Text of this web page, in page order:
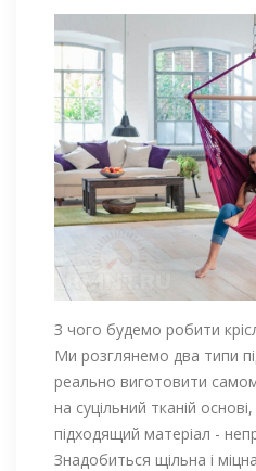
З чого будемо робити
Ми розглянемо два типи
реально виготовити
на суцільний тканій
підходящий матеріал -
Знадобиться щільна і